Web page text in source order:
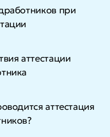
при
аттестации
аттестация